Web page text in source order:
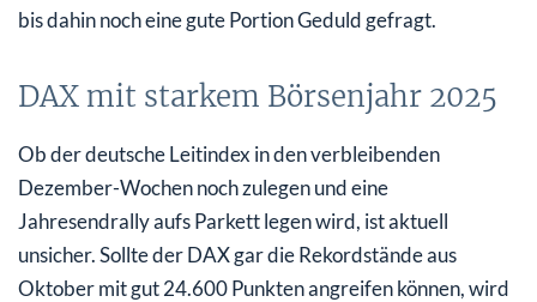
bis dahin noch eine gute Portion Geduld gefragt.
DAX mit starkem Börsenjahr 2025
Ob der deutsche Leitindex in den verbleibenden
Dezember-Wochen noch zulegen und eine
Jahresendrally aufs Parkett legen wird, ist aktuell
unsicher. Sollte der DAX gar die Rekordstände aus
Oktober mit gut 24.600 Punkten angreifen können, wird